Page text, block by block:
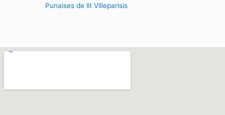
Punaises de lit Villeparisis